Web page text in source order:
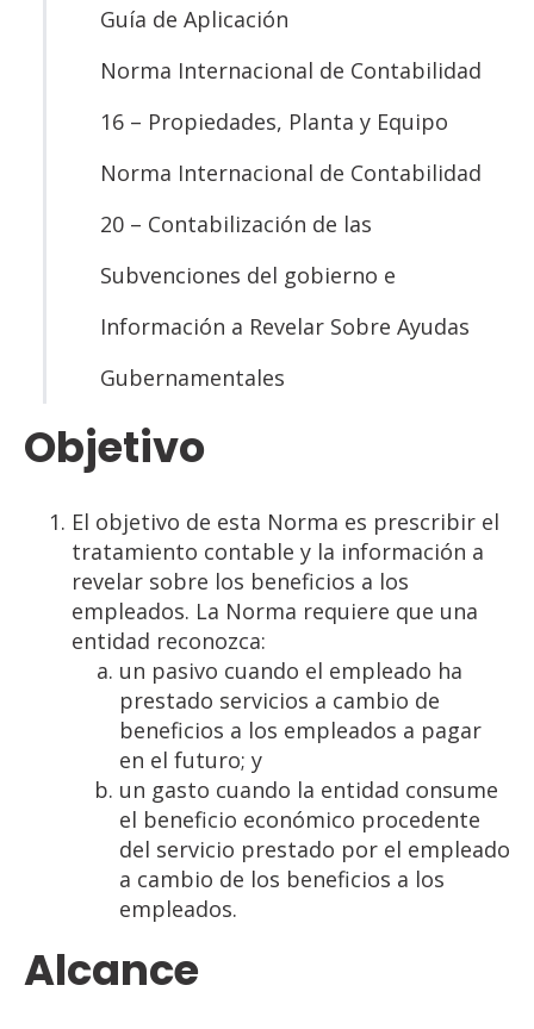
Guía de Aplicación
Norma Internacional de Contabilidad
16 – Propiedades, Planta y Equipo
Norma Internacional de Contabilidad
20 – Contabilización de las
Subvenciones del gobierno e
Información a Revelar Sobre Ayudas
Gubernamentales
Objetivo
El objetivo de esta Norma es prescribir el
tratamiento contable y la información a
revelar sobre los beneficios a los
empleados. La Norma requiere que una
entidad reconozca:
un pasivo cuando el empleado ha
prestado servicios a cambio de
beneficios a los empleados a pagar
en el futuro; y
un gasto cuando la entidad consume
el beneficio económico procedente
del servicio prestado por el empleado
a cambio de los beneficios a los
empleados.
Alcance